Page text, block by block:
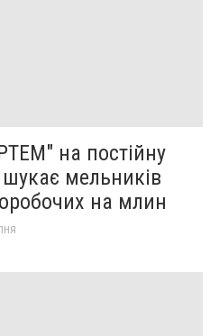
на постійну
шукає мельників
на млин